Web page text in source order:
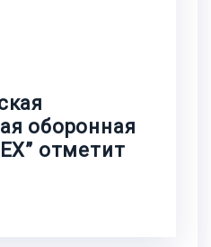
оборонная
отметит